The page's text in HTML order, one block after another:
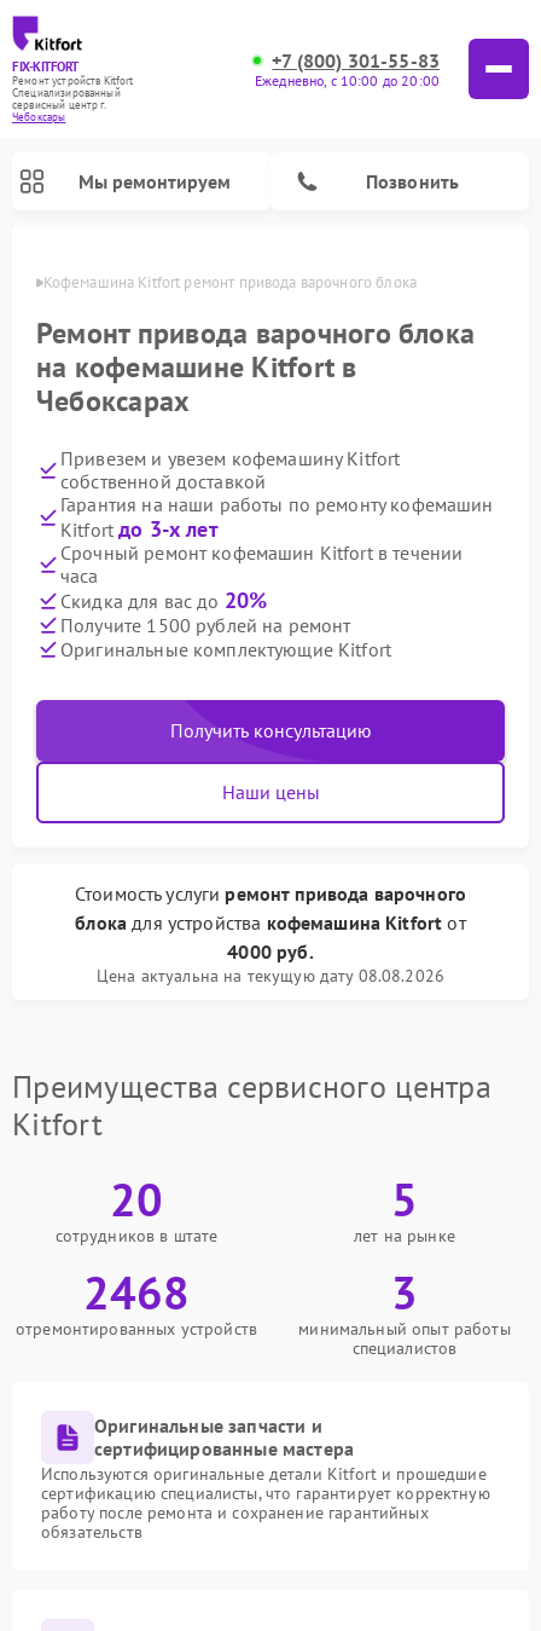
FIX-KITFORT
Ремонт устройств Kitfort
Специализированный
cервисный центр г.
Чебоксары
+7 (800) 301-55-83
Ежедневно, с 10:00 до 20:00
Мы ремонтируем Позвонить
Кофемашина Kitfort ремонт привода варочного блока
Ремонт привода варочного блока
на кофемашине Kitfort в
Чебоксарах
Привезем и увезем кофемашину Kitfort
собственной доставкой
Гарантия на наши работы по ремонту кофемашин
Kitfortдо 3-х лет
Срочный ремонт кофемашин Kitfort в течении
часа
Скидка для вас до 20%
Получите 1500 рублей на ремонт
Оригинальные комплектующие Kitfort
Получить консультацию
Наши цены
Стоимость услуги ремонт привода варочного
блока для устройства кофемашина Kitfort от
4000 руб.
Цена актуальна на текущую дату 08.08.2026
Преимущества сервисного центра
Kitfort
20
сотрудников в штате
5
лет на рынке
2468
отремонтированных устройств
3
минимальный опыт работы
специалистов
Оригинальные запчасти и
сертифицированные мастера
Используются оригинальные детали Kitfort и прошедшие
сертификацию специалисты, что гарантирует корректную
работу после ремонта и сохранение гарантийных
обязательств